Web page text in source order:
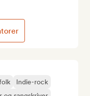
Indie-rock